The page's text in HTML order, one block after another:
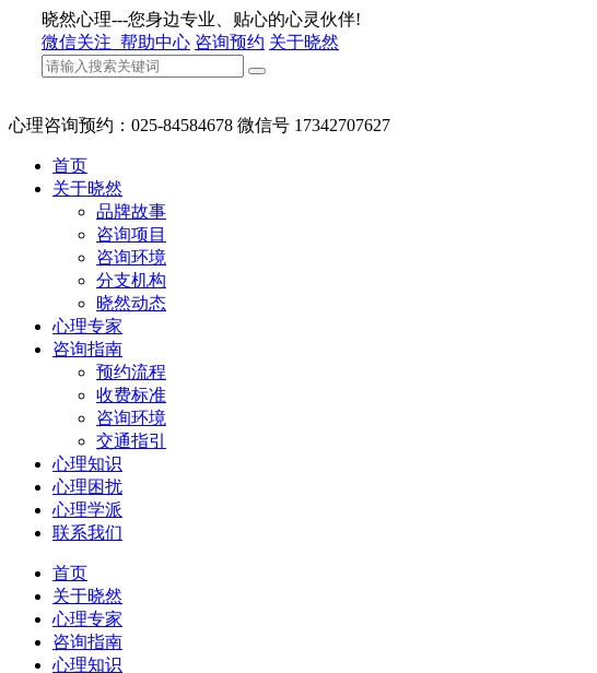
晓然心理---您身边专业、贴心的心灵伙伴!
微信关注 帮助中心 咨询预约 关于晓然
心理咨询预约：025-84584678 微信号 17342707627
首页
关于晓然
品牌故事
咨询项目
咨询环境
分支机构
晓然动态
心理专家
咨询指南
预约流程
收费标准
咨询环境
交通指引
心理知识
心理困扰
心理学派
联系我们
首页
关于晓然
心理专家
咨询指南
心理知识